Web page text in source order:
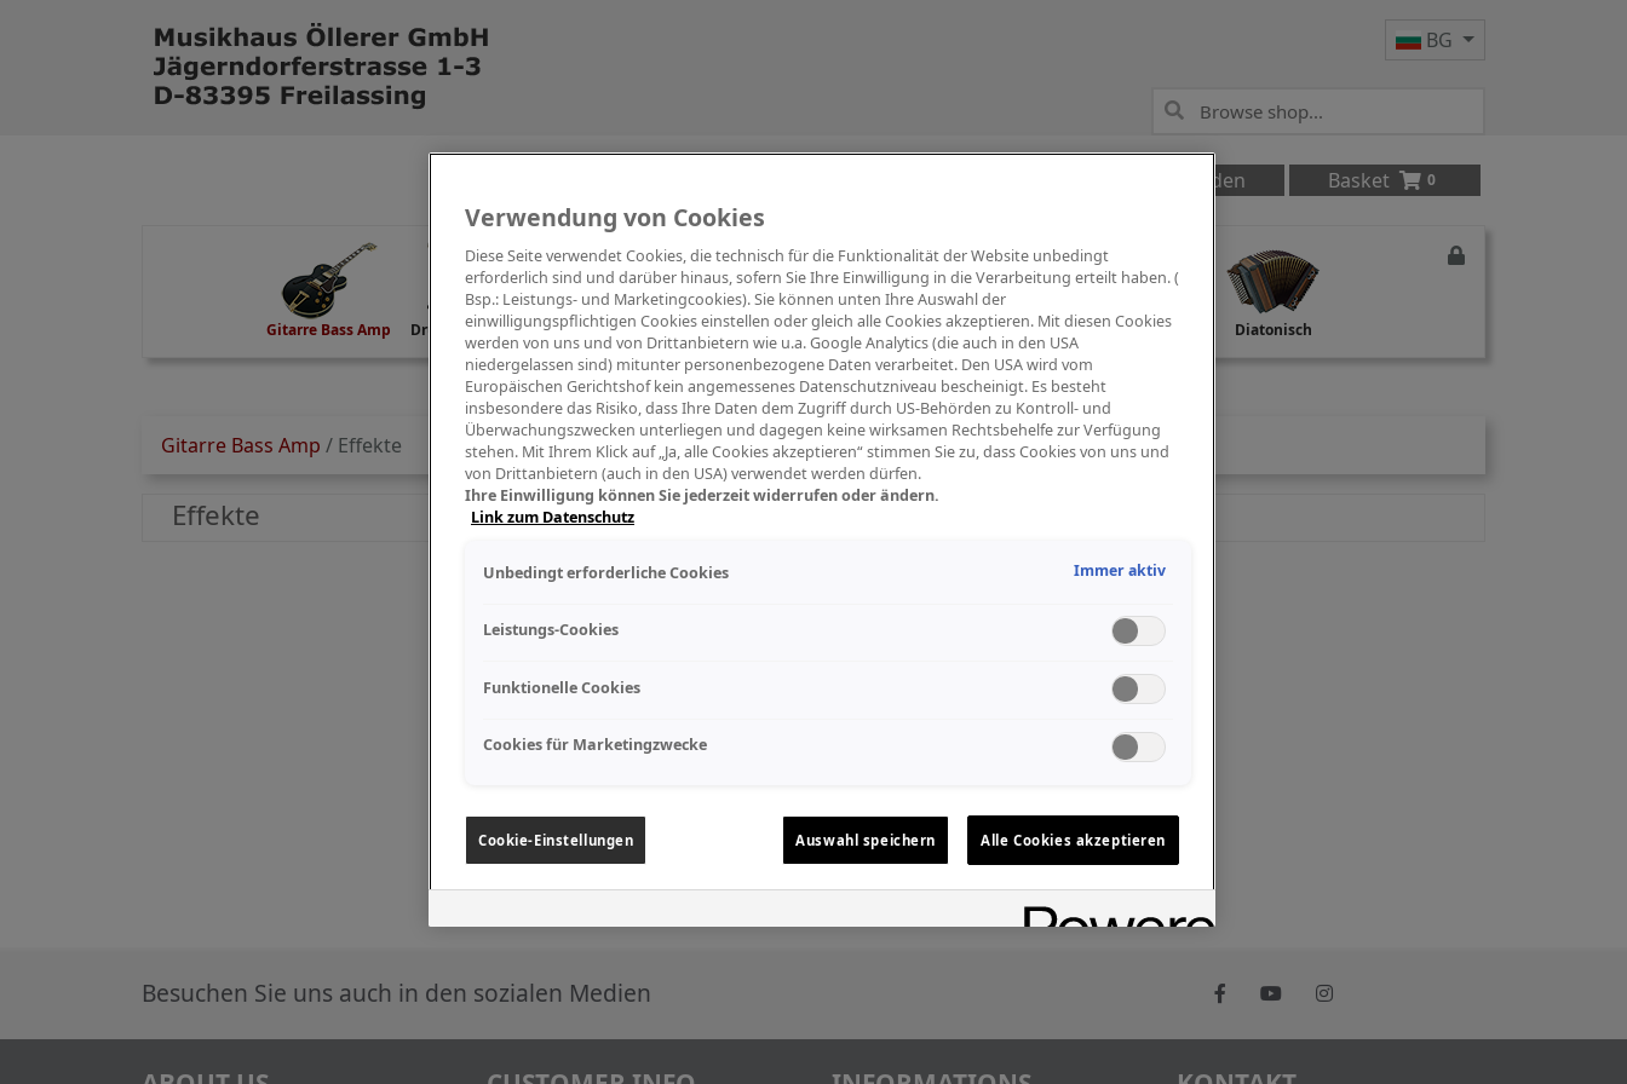
BG
Anmelden Basket 0
Gitarre Bass Amp Drums Percussion Digitalpiano Keys Blasinstrumente Orchester PA Mikrofon Studio Recording Diatonisch
Gitarre Bass Amp / Effekte
Effekte
Besuchen Sie uns auch in den sozialen Medien
Verwendung von Cookies
Diese Seite verwendet Cookies, die technisch für die Funktionalität der Website unbedingt
erforderlich sind und darüber hinaus, sofern Sie Ihre Einwilligung in die Verarbeitung erteilt haben. (
Bsp.: Leistungs- und Marketingcookies). Sie können unten Ihre Auswahl der
einwilligungspflichtigen Cookies einstellen oder gleich alle Cookies akzeptieren. Mit diesen Cookies
werden von uns und von Drittanbietern wie u.a. Google Analytics (die auch in den USA
niedergelassen sind) mitunter personenbezogene Daten verarbeitet. Den USA wird vom
Europäischen Gerichtshof kein angemessenes Datenschutzniveau bescheinigt. Es besteht
insbesondere das Risiko, dass Ihre Daten dem Zugriff durch US-Behörden zu Kontroll- und
Überwachungszwecken unterliegen und dagegen keine wirksamen Rechtsbehelfe zur Verfügung
stehen. Mit Ihrem Klick auf „Ja, alle Cookies akzeptieren“ stimmen Sie zu, dass Cookies von uns und
von Drittanbietern (auch in den USA) verwendet werden dürfen.
Ihre Einwilligung können Sie jederzeit widerrufen oder ändern.
Link zum Datenschutz
Unbedingt erforderliche Cookies Immer aktiv
Leistungs-Cookies
Funktionelle Cookies
Cookies für Marketingzwecke
Cookie-Einstellungen Auswahl speichern Alle Cookies akzeptieren